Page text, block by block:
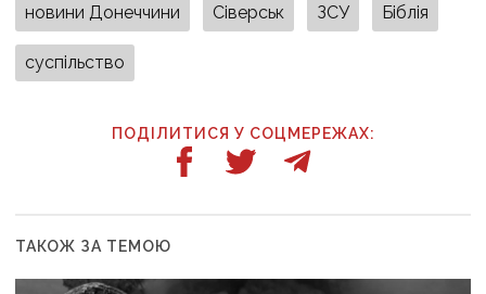
новини Донеччини Сіверськ ЗСУ Біблія
суспільство
ПОДІЛИТИСЯ У СОЦМЕРЕЖАХ:
ТАКОЖ ЗА ТЕМОЮ